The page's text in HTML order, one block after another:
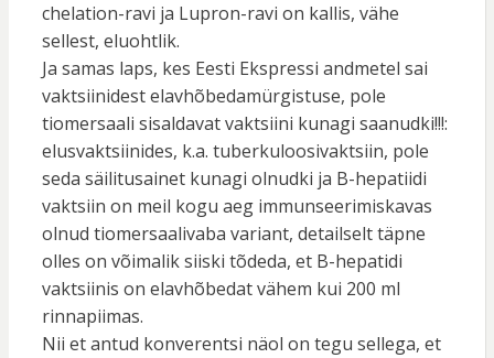
chelation-ravi ja Lupron-ravi on kallis, vähe
sellest, eluohtlik.
Ja samas laps, kes Eesti Ekspressi andmetel sai
vaktsiinidest elavhõbedamürgistuse, pole
tiomersaali sisaldavat vaktsiini kunagi saanudki!!!:
elusvaktsiinides, k.a. tuberkuloosivaktsiin, pole
seda säilitusainet kunagi olnudki ja B-hepatiidi
vaktsiin on meil kogu aeg immunseerimiskavas
olnud tiomersaalivaba variant, detailselt täpne
olles on võimalik siiski tõdeda, et B-hepatidi
vaktsiinis on elavhõbedat vähem kui 200 ml
rinnapiimas.
Nii et antud konverentsi näol on tegu sellega, et